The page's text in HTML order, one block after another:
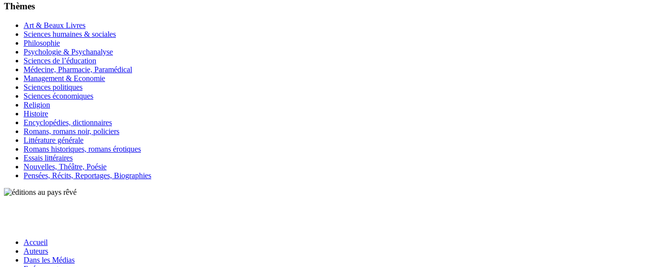
Thèmes
Art & Beaux Livres
Sciences humaines & sociales
Philosophie
Psychologie & Psychanalyse
Sciences de l’éducation
Médecine, Pharmacie, Paramédical
Management & Economie
Sciences politiques
Sciences économiques
Religion
Histoire
Encyclopédies, dictionnaires
Romans, romans noir, policiers
Littérature générale
Romans historiques, romans érotiques
Essais littéraires
Nouvelles, Théâtre, Poésie
Pensées, Récits, Reportages, Biographies
Accueil
Auteurs
Dans les Médias